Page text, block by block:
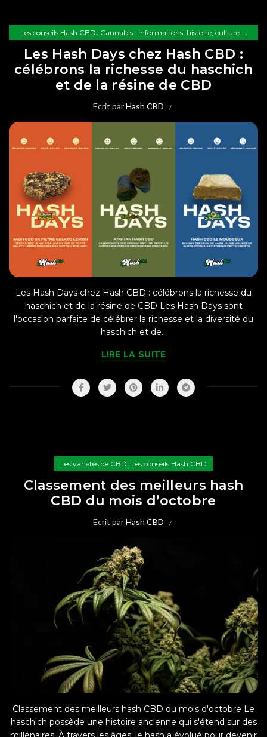
Les conseils Hash CBD, Cannabis : informations, histoire, culture... ,
Les variétés de CBD
Les Hash Days chez Hash CBD :
célébrons la richesse du haschich
et de la résine de CBD
Ecrit parHash CBD
Les Hash Days chez Hash CBD : célébrons la richesse du
haschich et de la résine de CBD Les Hash Days sont
l'occasion parfaite de célébrer la richesse et la diversité du
haschich et de...
LIRE LA SUITE
Les variétés de CBD, Les conseils Hash CBD
Classement des meilleurs hash
CBD du mois d’octobre
Ecrit parHash CBD
Classement des meilleurs hash CBD du mois d'octobre Le
haschich possède une histoire ancienne qui s'étend sur des